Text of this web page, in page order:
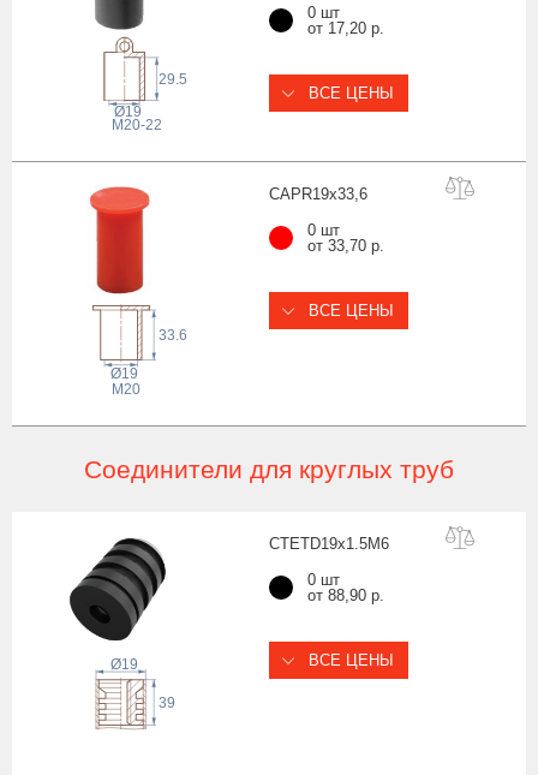
29.5
Ø19
M20-22
0 шт
от 17,20 р.
ВСЕ ЦЕНЫ
CAPR19x33,6
33.6
Ø19
M20
0 шт
от 33,70 р.
ВСЕ ЦЕНЫ
Соединители для круглых труб
CTETD19x1.5M6
39
Ø19
0 шт
от 88,90 р.
ВСЕ ЦЕНЫ